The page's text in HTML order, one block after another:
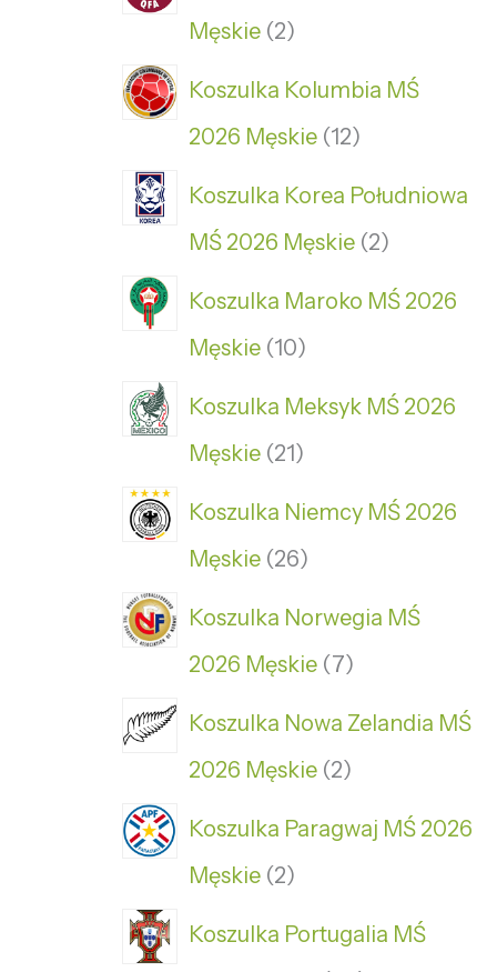
Męskie 2
Koszulka Kolumbia MŚ
2026 Męskie 12
Koszulka Korea Południowa
MŚ 2026 Męskie 2
Koszulka Maroko MŚ 2026
Męskie 10
Koszulka Meksyk MŚ 2026
Męskie 21
Koszulka Niemcy MŚ 2026
Męskie 26
Koszulka Norwegia MŚ
2026 Męskie 7
Koszulka Nowa Zelandia MŚ
2026 Męskie 2
Koszulka Paragwaj MŚ 2026
Męskie 2
Koszulka Portugalia MŚ